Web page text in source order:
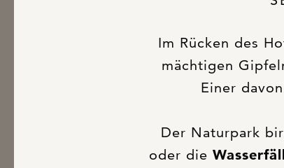
Im Rücken des
mächtigen
Einer
Der Naturpark
oder die